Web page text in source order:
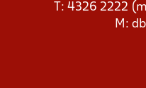
T: 4326 2222
M: